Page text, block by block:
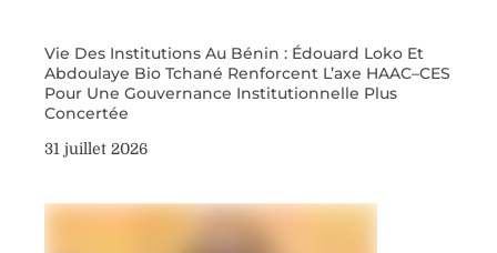
Vie Des Institutions Au Bénin : Édouard Loko Et
Abdoulaye Bio Tchané Renforcent L’axe HAAC–CES
Pour Une Gouvernance Institutionnelle Plus
Concertée
31 juillet 2026